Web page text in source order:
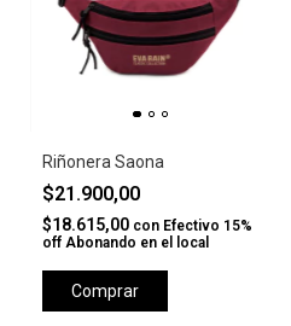
Riñonera Saona
$21.900,00
$18.615,00 con Efectivo 15%
off Abonando en el local
Comprar